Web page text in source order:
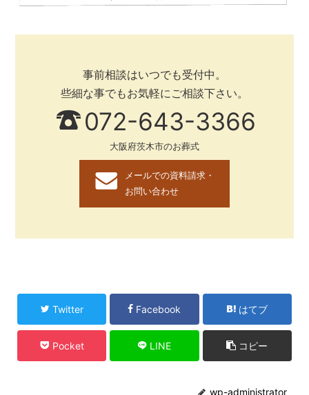
事前相談はいつでも受付中。
些細な事でもお気軽にご相談下さい。
072-643-3366
大阪府茨木市のお葬式
メールでの資料請求・
お問い合わせ
Twitter Facebook はてブ
Pocket LINE コピー
wp-administrator